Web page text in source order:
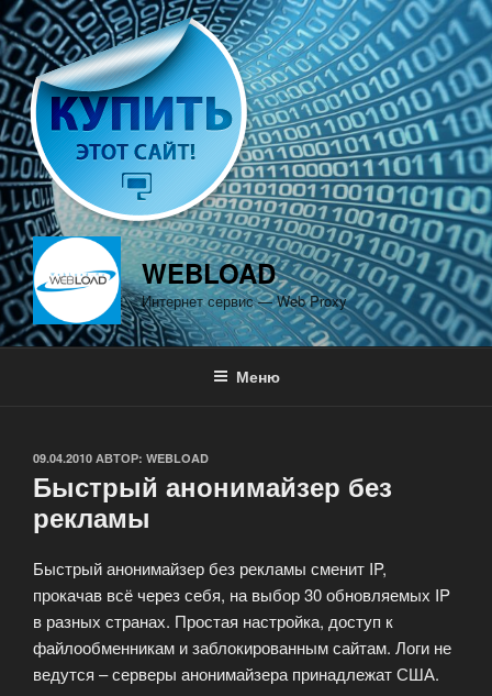
Перейти
к
содержимому
WEBLOAD
Интернет сервис — Web Proxy
Меню
ОПУБЛИКОВАНО
09.04.2010 АВТОР: WEBLOAD
Быстрый анонимайзер без
рекламы
Быстрый анонимайзер без рекламы сменит IP,
прокачав всё через себя, на выбор 30 обновляемых IP
в разных странах. Простая настройка, доступ к
файлообменникам и заблокированным сайтам. Логи не
ведутся – серверы анонимайзера принадлежат США.